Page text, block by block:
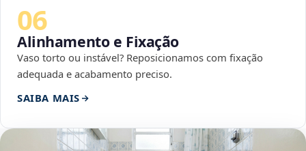
06
Alinhamento e Fixação
Vaso torto ou instável? Reposicionamos com fixação
adequada e acabamento preciso.
SAIBA MAIS